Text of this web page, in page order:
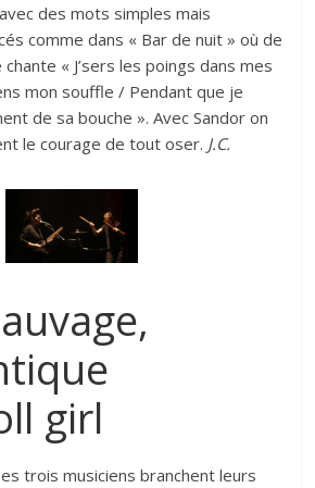
des mots simples mais
comme dans « Bar de nuit » où de
« J’sers les poings dans mes
mon souffle / Pendant que je
de sa bouche ». Avec Sandor on
le courage de tout oser. J.C.
girl
trois musiciens branchent leurs